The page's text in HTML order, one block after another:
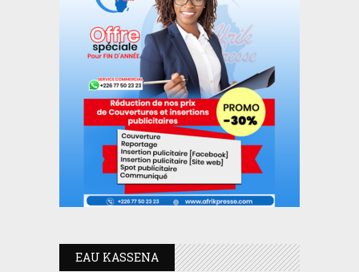
EAU KASSENA